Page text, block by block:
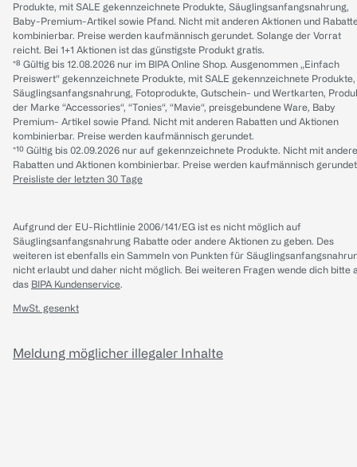
Produkte, mit SALE gekennzeichnete Produkte, Säuglingsanfangsnahrung,
Baby-Premium-Artikel sowie Pfand. Nicht mit anderen Aktionen und
kombinierbar. Preise werden kaufmännisch gerundet. Solange der Vorrat
reicht. Bei 1+1 Aktionen ist das günstigste Produkt gratis.
*⁸ Gültig bis 12.08.2026 nur im BIPA Online Shop. Ausgenommen „Einfach
Preiswert“ gekennzeichnete Produkte, mit SALE gekennzeichnete Produkte,
Säuglingsanfangsnahrung, Fotoprodukte, Gutschein- und Wertkarten,
der Marke “Accessories“, “Tonies“, “Mavie“, preisgebundene Ware, Baby
Premium- Artikel sowie Pfand. Nicht mit anderen Rabatten und Aktionen
kombinierbar. Preise werden kaufmännisch gerundet.
*¹⁰ Gültig bis 02.09.2026 nur auf gekennzeichnete Produkte. Nicht mit
Rabatten und Aktionen kombinierbar. Preise werden kaufmännisch
Preisliste der letzten 30 Tage
Aufgrund der EU-Richtlinie 2006/141/EG ist es nicht möglich auf
Säuglingsanfangsnahrung Rabatte oder andere Aktionen zu geben. Des
weiteren ist ebenfalls ein Sammeln von Punkten für
nicht erlaubt und daher nicht möglich. Bei weiteren Fragen wende dich bitte
das BIPA Kundenservice.
MwSt. gesenkt
Meldung möglicher illegaler Inhalte